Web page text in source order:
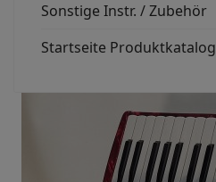
Sonstige Instr. / Zubehör
Startseite Produktkatalog